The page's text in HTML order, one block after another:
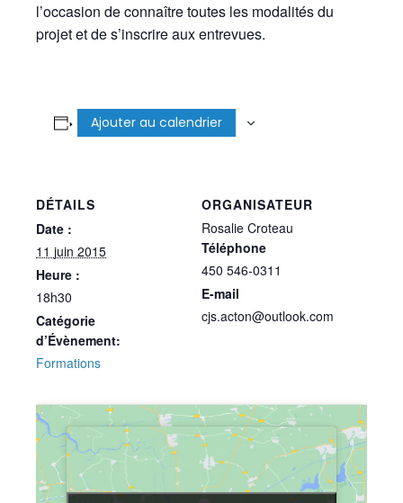
l’occasion de connaître toutes les modalités du
projet et de s’inscrire aux entrevues.
Ajouter au calendrier
DÉTAILS
Date :
11 juin 2015
Heure :
18h30
Catégorie
d’Évènement:
Formations
ORGANISATEUR
Rosalie Croteau
Téléphone
450 546-0311
E-mail
cjs.acton@outlook.com